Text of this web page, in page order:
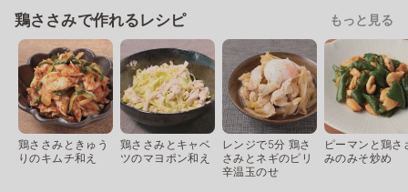
鶏ささみで作れるレシピ もっと見る
鶏ささみときゅう
りのキムチ和え
鶏ささみとキャベ
ツのマヨポン和え
レンジで5分 鶏さ
さみとネギのピリ
辛温玉のせ
ピーマンと鶏さ
みのみそ炒め